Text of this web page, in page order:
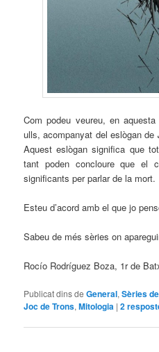
Com podeu veureu, en
ulls, acompanyat del eslògan de
Aquest eslògan significa que
tant poden concloure que el
significants per parlar de la mort.
Esteu d’acord amb el que jo
Sabeu de més sèries on
Rocío Rodríguez Boza, 1r de
Publicat dins de General,Sèries
Joc de Trons,Mitologia |2